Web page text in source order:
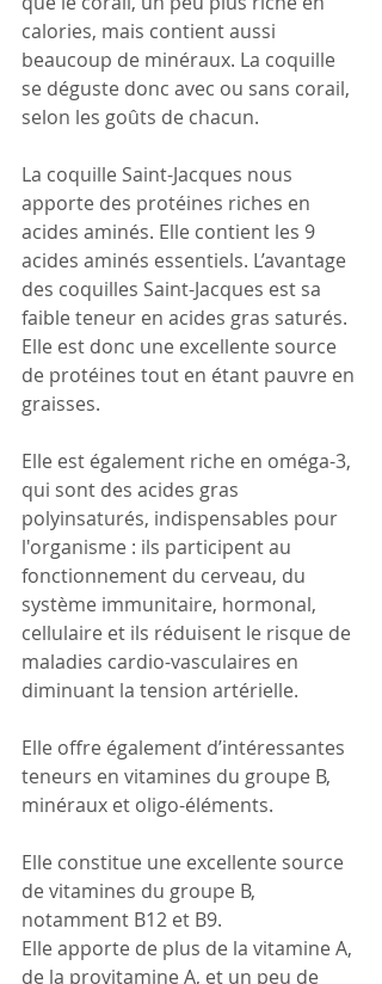
calories, mais contient aussi
beaucoup de minéraux. La coquille
se déguste donc avec ou sans corail,
selon les goûts de chacun.
La coquille Saint-Jacques nous
apporte des protéines riches en
acides aminés. Elle contient les 9
acides aminés essentiels. L’avantage
des coquilles Saint-Jacques est sa
faible teneur en acides gras saturés.
Elle est donc une excellente source
de protéines tout en étant pauvre en
graisses.
Elle est également riche en oméga-3,
qui sont des acides gras
polyinsaturés, indispensables pour
l'organisme : ils participent au
fonctionnement du cerveau, du
système immunitaire, hormonal,
cellulaire et ils réduisent le risque de
maladies cardio-vasculaires en
diminuant la tension artérielle.
Elle offre également d’intéressantes
teneurs en vitamines du groupe B,
minéraux et oligo-éléments.
Elle constitue une excellente source
de vitamines du groupe B,
notamment B12 et B9.
Elle apporte de plus de la vitamine A,
de la provitamine A, et un peu de